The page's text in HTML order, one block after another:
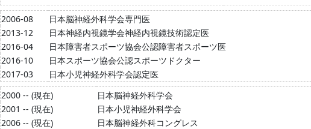
2006-08
日本脳神経外科学会専門医
2013-12
日本神経内視鏡学会神経内視鏡技術認定医
2016-04
日本障害者スポーツ協会公認障害者スポーツ医
2016-10
日本スポーツ協会公認スポーツドクター
2017-03
日本小児神経外科学会認定医
2000 -- (現在)
日本脳神経外科学会
2001 -- (現在)
日本小児神経外科学会
2006 -- (現在)
日本脳神経外科コングレス